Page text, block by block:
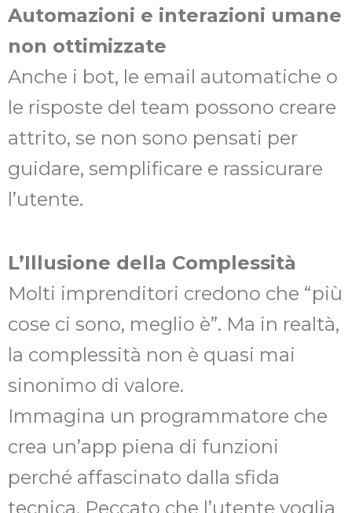
Automazioni e interazioni umane
non ottimizzate
Anche i bot, le email automatiche o
le risposte del team possono creare
attrito, se non sono pensati per
guidare, semplificare e rassicurare
l’utente.
L’Illusione della Complessità
Molti imprenditori credono che “più
cose ci sono, meglio è”. Ma in realtà,
la complessità non è quasi mai
sinonimo di valore.
Immagina un programmatore che
crea un’app piena di funzioni
perché affascinato dalla sfida
tecnica. Peccato che l’utente voglia